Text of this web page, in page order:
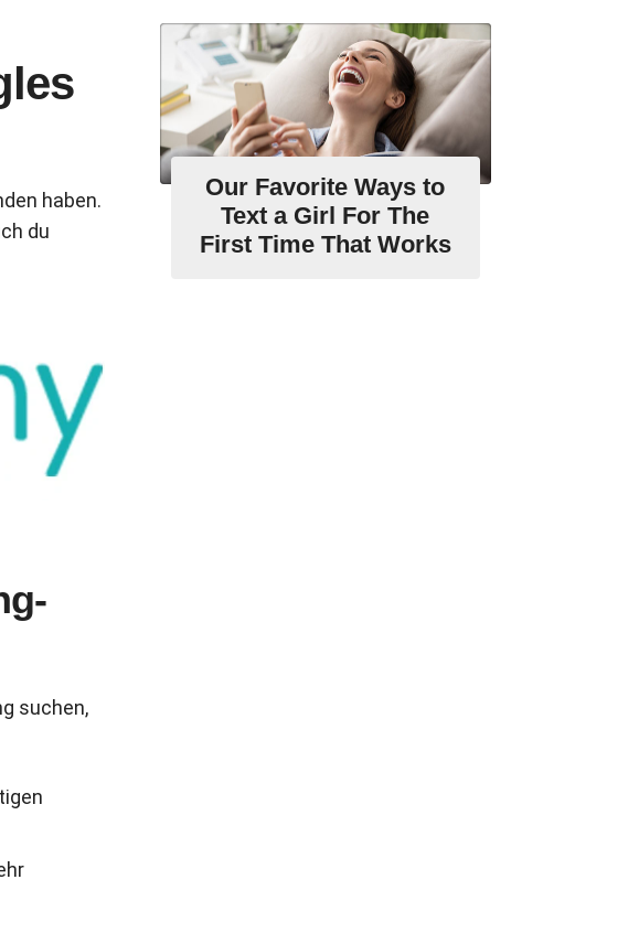
haben.
du
suchen,
Our Favorite Ways to
Text a Girl For The
First Time That Works